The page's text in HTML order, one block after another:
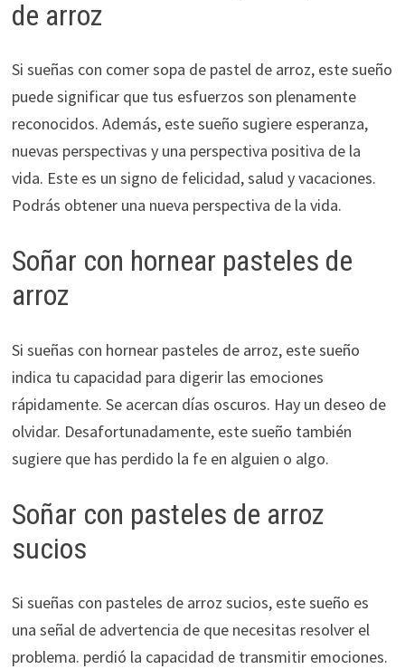
de arroz
Si sueñas con comer sopa de pastel de arroz, este sueño
puede significar que tus esfuerzos son plenamente
reconocidos. Además, este sueño sugiere esperanza,
nuevas perspectivas y una perspectiva positiva de la
vida. Este es un signo de felicidad, salud y vacaciones.
Podrás obtener una nueva perspectiva de la vida.
Soñar con hornear pasteles de
arroz
Si sueñas con hornear pasteles de arroz, este sueño
indica tu capacidad para digerir las emociones
rápidamente. Se acercan días oscuros. Hay un deseo de
olvidar. Desafortunadamente, este sueño también
sugiere que has perdido la fe en alguien o algo.
Soñar con pasteles de arroz
sucios
Si sueñas con pasteles de arroz sucios, este sueño es
una señal de advertencia de que necesitas resolver el
problema. perdió la capacidad de transmitir emociones.